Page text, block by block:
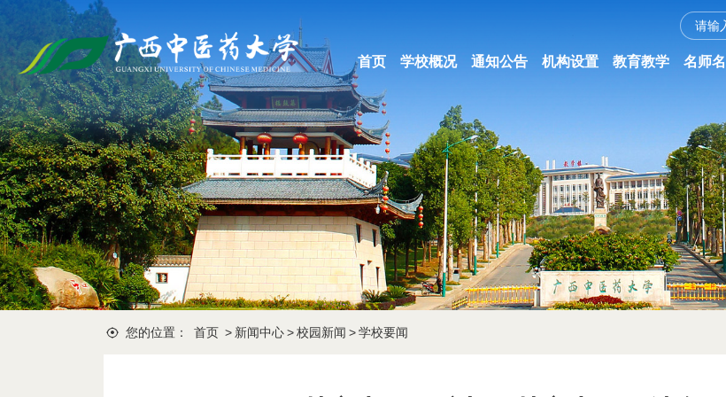
首页 学校概况 通知公告 机构设置 教育教学 名师
您的位置： 首页 > 新闻中心 > 校园新闻 > 学校要闻